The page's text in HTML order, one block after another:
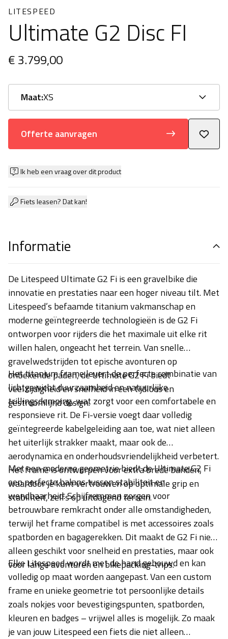
LITESPEED
Ultimate G2 Disc FI
€ 3.799,00
Maat:XS
Offerte aanvragen
Ik heb een vraag over dit product
Fiets leasen? Dat kan!
Informatie
De Litespeed Ultimate G2 Fi is een gravelbike die
innovatie en prestaties naar een hoger niveau tilt. Met
Litespeed’s befaamde titanium vakmanschap en
moderne geïntegreerde technologieën is de G2 Fi
ontworpen voor rijders die het maximale uit elke rit
willen halen, ongeacht het terrein. Van snelle
gravelwedstrijden tot epische avonturen op
onbekende paden, de Ultimate G2 Fi biedt
veelzijdigheid en snelheid in een tijdloos en
gestroomlijnd design.
Het titanium frame levert de perfecte combinatie van
lichtgewicht duurzaamheid en natuurlijke
trillingsdemping, wat zorgt voor een comfortabele en
responsieve rit. De Fi-versie voegt daar volledig
geïntegreerde kabelgeleiding aan toe, wat niet alleen
het uiterlijk strakker maakt, maar ook de
aerodynamica en onderhoudsvriendelijkheid verbetert.
Het frame is ontworpen voor extra brede banden,
waardoor je kunt vertrouwen op optimale grip en
stabiliteit, zelfs op uitdagend terrein.
Met een moderne geometrie biedt de Ultimate G2 Fi
een perfecte balans tussen stabiliteit en
wendbaarheid. Schijfremmen zorgen voor
betrouwbare remkracht onder alle omstandigheden,
terwijl het frame compatibel is met accessoires zoals
spatborden en bagagerekken. Dit maakt de G2 Fi niet
alleen geschikt voor snelheid en prestaties, maar ook
voor lange avonturen en bikepacking-trips.
Elke Litespeed wordt met de hand gebouwd en kan
volledig op maat worden aangepast. Van een custom
frame en unieke geometrie tot persoonlijke details
zoals nokjes voor bevestigingspunten, spatborden,
kleuren en badges – vrijwel alles is mogelijk. Zo maak
je van jouw Litespeed een fiets die niet alleen